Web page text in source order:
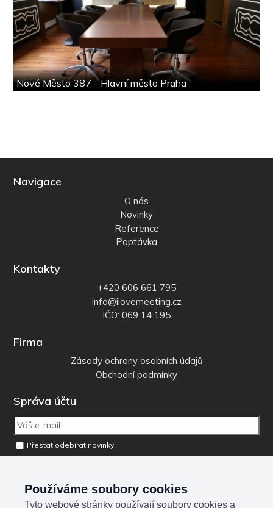
Nové Město 387 - Hlavní město Praha
Navigace
O nás
Novinky
Reference
Poptávka
Kontakty
+420 606 661 795
info@ilovemeeting.cz
IČO: 069 14 195
Firma
Zásady ochrany osobních údajů
Obchodní podmínky
Správa účtu
Přestat odebírat novinky
Používáme soubory cookies
Tyto webové stránky používají soubory cookies a